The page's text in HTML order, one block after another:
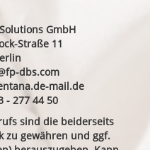
GmbH
Straße 11
dbs.com
mail.de
- 277 44 50
sind die beiderseits
zu gewähren und ggf.